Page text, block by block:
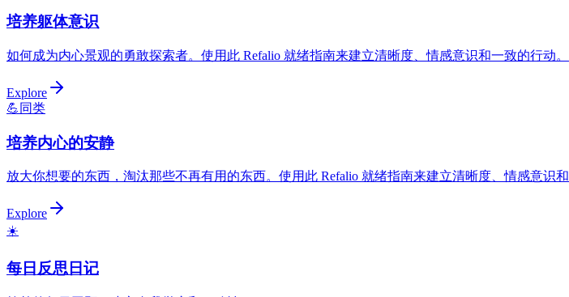
培养躯体意识
如何成为内心景观的勇敢探索者。使用此 Refalio 就绪指南来建立清晰度、情感意识和一致的行动。
Explore
💪 同类
培养内心的安静
放大你想要的东西，淘汰那些不再有用的东西。使用此 Refalio 就绪指南来建立清晰度、情感意识和
Explore
☀️
每日反思日记